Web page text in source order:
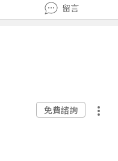
留言
免費諮詢